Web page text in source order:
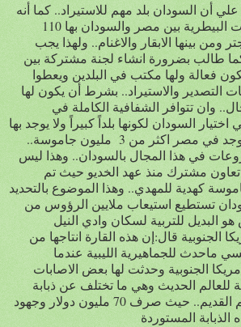
أن السودان بلد مهم للاستيراد.. كما أنه
يري تكاملاً في الخدمات البيطرية بين مصر والسودان بها 110
ومن بينها الابقار والاغنام.. ولهذا يجب
كما طالب بضرورة انشاء لجنة مشتركة بين
فعالة ولها مكتب في البلدين ويعطوا
التصدير والاستيراد.. بشرط أن يكون لها
وان تتوافر الشفافية الكاملة في
السودان لكونها بلداً كبيراً ولا يوجد بها
جاموسة واحدة بينما يوجد في مصر اكثر من 3 مليون جاموسة..
في هذا المجال بالسودان.. وهذا ليس
مشترك منذ عهد الخديو حيث تم
كهدية للمهدي.. وهذا الموضوع بالتحديد
تستطيع استيعاب ملايين الرؤوس من
البديل للتربية لسكان وادي النيل
الجنوبية قال:إن هذه القارة انتاجها من
ماحدث للجماهيرية الليبية عندما
الجنوبية وحدثت لها بعض الاصابات
للعالم الحديث وهي ما تختلف عن ذبابة
الدودة الحلزونية للعالم القديم.. حيث صرف 70 مليون دولار وجهود